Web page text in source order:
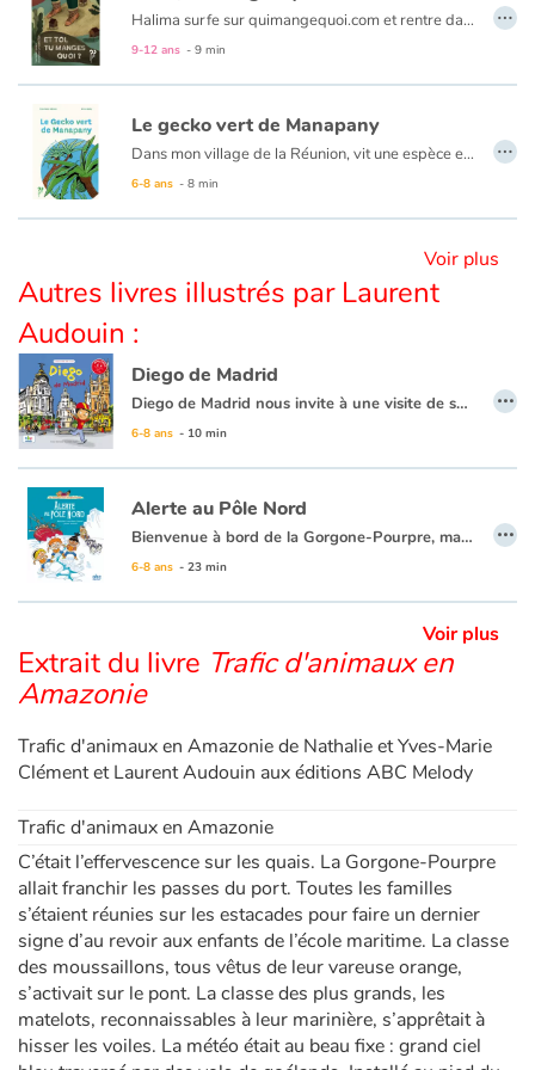
Halima surfe sur quimangequoi.com et rentre dans une machine à remonter le temps...
9-12 ans - 9 min
…
Le gecko vert de Manapany
Dans mon village de la Réunion, vit une espèce en danger : le Gecko vert de Manapany. Mais monsieur Raltoultan, notre nouveau voisin, s’apprête à utiliser des insecticides pour se débarrasser des moustiques. Un produit toxique pour le gecko !
6-8 ans - 8 min
…
Voir plus
Autres livres illustrés par Laurent
Audouin :
Diego de Madrid
Diego de Madrid nous invite à une visite de sa ville et nous fait découvrir son petit monde de façon ludique et originale : son quartier, sa famille, ses copains, son école, le parc du Retiro, le stade Santiago Bernabeu, les délicieuses tapas dans les bars, les vacances à Barcelone…
6-8 ans - 10 min
…
Alerte au Pôle Nord
Bienvenue à bord de la Gorgone-Pourpre, magnifique trois-mâts qui parcourt les mers du globe. Son équipage de jeunes marins intrépides part en mission pour aider à la sauvegarde de la planète. Dans ce tome 2, un nouveau défi attend nos aventuriers : cap sur le pôle Nord où le réchauffement climatique menace la banquise, les Inuits et la faune locale. Sans oublier les terribles pirates qui pillent les bateaux qui s’égarent... Tallulah, Alice et Hugo sont plus que jamais déterminés à braver les dangers qui les guettent...avec l’aide indéfectible de Cap’tain Génial !
6-8 ans - 23 min
…
Voir plus
Extrait du livre Trafic d'animaux en
Amazonie
Trafic d'animaux en Amazonie de Nathalie et Yves-Marie
Clément et Laurent Audouin aux éditions ABC Melody
Trafic d'animaux en Amazonie
C’était l’effervescence sur les quais. La Gorgone-Pourpre
allait franchir les passes du port. Toutes les familles
s’étaient réunies sur les estacades pour faire un dernier
signe d’au revoir aux enfants de l’école maritime. La classe
des moussaillons, tous vêtus de leur vareuse orange,
s’activait sur le pont. La classe des plus grands, les
matelots, reconnaissables à leur marinière, s’apprêtait à
hisser les voiles. La météo était au beau fixe : grand ciel